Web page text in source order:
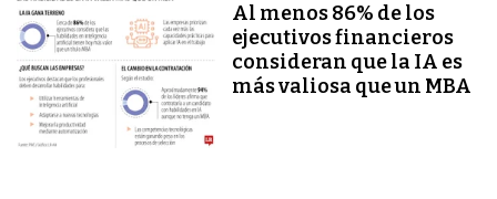
Al menos 86% de los
ejecutivos financieros
consideran que la IA es
más valiosa que un MBA